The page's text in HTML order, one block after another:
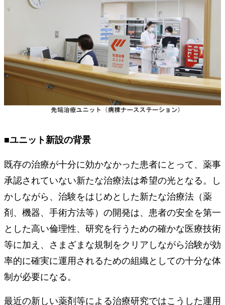
■ユニット新設の背景
既存の治療が十分に効かなかった患者にとって、薬事
承認されていない新たな治療法は希望の光となる。し
かしながら、治験をはじめとした新たな治療法（薬
剤、機器、手術方法等）の開発は、患者の安全を第一
とした高い倫理性、研究を行うための確かな医療技術
等に加え、さまざまな規制をクリアしながら治験が効
率的に確実に運用されるための組織としての十分な体
制が必要になる。
最近の新しい薬剤等による治療研究ではこうした運用